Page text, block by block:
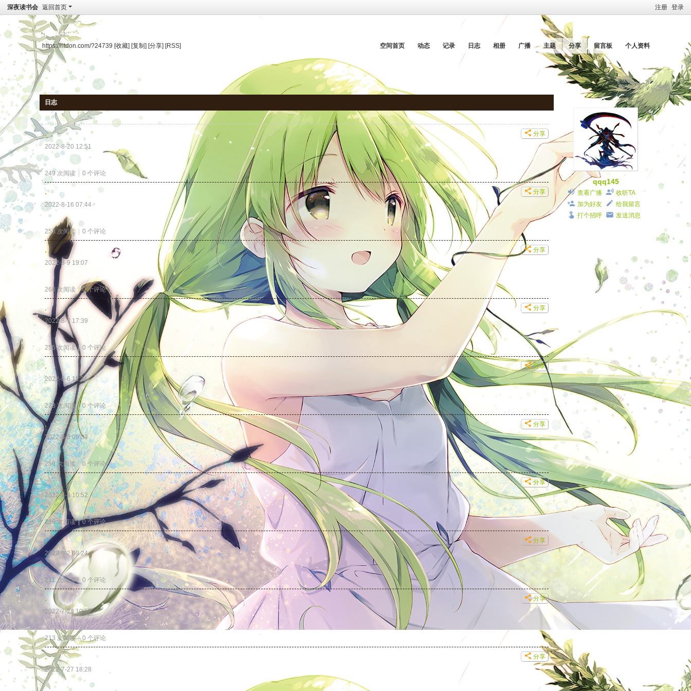
注册 登录
深夜读书会 返回首页
qqq145的个人空间
https://ritdon.com/?24739 [收藏] [复制] [分享] [RSS] 空间首页 动态 记录 日志 相册 广播 主题 分享 留言板 个人资料
日志
分享
.
2022-8-20 12:51
.
249 次阅读
0 个评论
分享
.
2022-8-16 07:44
253 次阅读
0 个评论
分享
.
2022-8-9 19:07
268 次阅读 | 0个评论
分享
.
2022-8-7 17:39
255 次阅读 | 0 个评论
分享
.
2022-8-6 11:34
.
273 次阅读 | 0个评论
分享
.
2022-8-5 09:33
.
259 次阅读 | 0个评论
分享
.
2022-8-4 10:52
.
236 次阅读 | 0 个评论
分享
.
2022-8-2 09:24
.
211 次阅读
0 个评论
分享
.
2022-7-28 10:57
.
213 次阅读 | 0 个评论
分享
.
2022-7-27 18:28
.
qqq145
查看广播
收听TA
加为好友
给我留言
打个招呼
发送消息